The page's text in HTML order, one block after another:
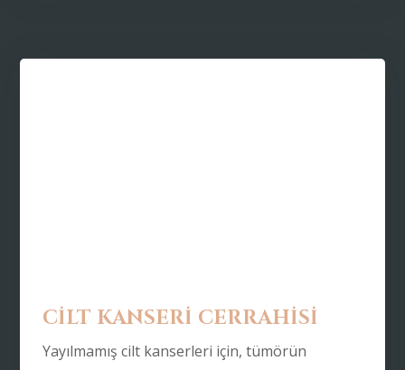
CİLT KANSERİ CERRAHİSİ
Yayılmamış cilt kanserleri için, tümörün